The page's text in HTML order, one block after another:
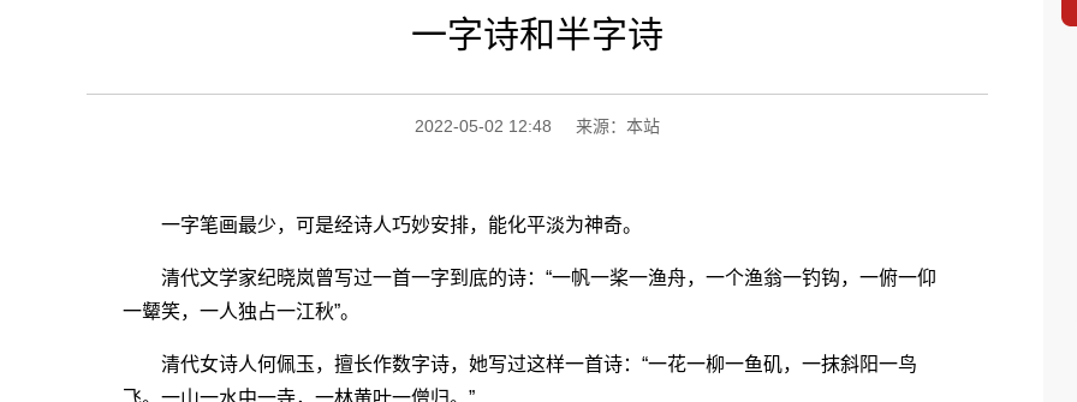
一字诗和半字诗
2022-05-02 12:48 来源：本站
一字笔画最少，可是经诗人巧妙安排，能化平淡为神奇。
清代文学家纪晓岚曾写过一首一字到底的诗：“一帆一桨一渔舟，一个渔翁一钓钩，一俯一仰
一颦笑，一人独占一江秋”。
清代女诗人何佩玉，擅长作数字诗，她写过这样一首诗：“一花一柳一鱼矶，一抹斜阳一鸟
飞。一山一水中一寺，一林黄叶一僧归。”